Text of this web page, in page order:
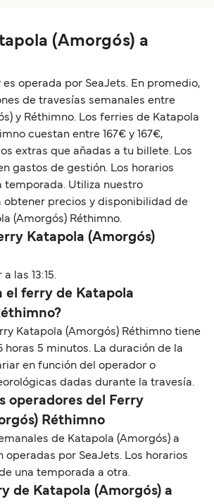
(Amorgós) a
operada por SeaJets. En promedio,
de travesías semanales entre
y Réthimno. Los ferries de Katapola
cuestan entre 167€ y 167€,
extras que añadas a tu billete. Los
gastos de gestión. Los horarios
temporada. Utiliza nuestro
obtener precios y disponibilidad de
(Amorgós) Réthimno.
Katapola (Amorgós)
las 13:15.
el ferry de Katapola
Katapola (Amorgós) Réthimno tiene
horas 5 minutos. La duración de la
en función del operador o
dadas durante la travesía.
operadores del Ferry
Réthimno
de Katapola (Amorgós) a
operadas por SeaJets. Los horarios
una temporada a otra.
de Katapola (Amorgós) a